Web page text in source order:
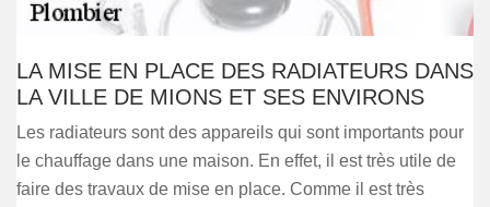
LA MISE EN PLACE DES RADIATEURS DANS
LA VILLE DE MIONS ET SES ENVIRONS
Les radiateurs sont des appareils qui sont importants pour
le chauffage dans une maison. En effet, il est très utile de
faire des travaux de mise en place. Comme il est très